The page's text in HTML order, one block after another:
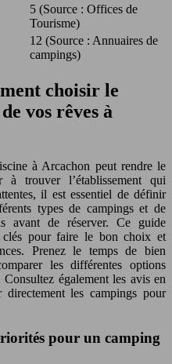
5 (Source : Offices de
Tourisme)
12 (Source : Annuaires de
campings)
choisir le
vos rêves à
à Arcachon peut rendre le
trouver l’établissement qui
il est essentiel de définir
types de campings et de
avant de réserver. Ce guide
clés pour faire le bon choix et
Prenez le temps de bien
les différentes options
également les avis en
directement les campings pour
pour un camping